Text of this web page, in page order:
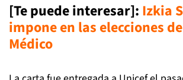
[Te puede interesar]: Izkia
impone en las elecciones
Médico